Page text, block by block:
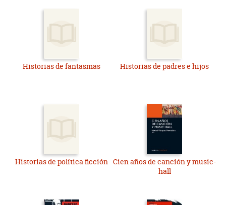
Historias de fantasmas Historias de padres e hijos
Historias de política ficción Cien años de canción y music-
hall